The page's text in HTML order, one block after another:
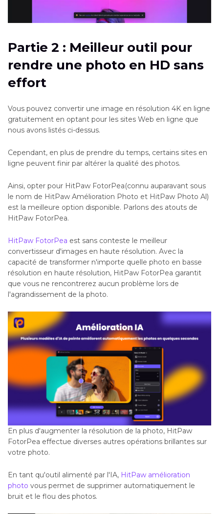
Partie 2 : Meilleur outil pour
rendre une photo en HD sans
effort
Vous pouvez convertir une image en résolution 4K en ligne
gratuitement en optant pour les sites Web en ligne que
nous avons listés ci-dessus.
Cependant, en plus de prendre du temps, certains sites en
ligne peuvent finir par altérer la qualité des photos.
Ainsi, opter pour HitPaw FotorPea(connu auparavant sous
le nom de HitPaw Amélioration Photo et HitPaw Photo Al)
est la meilleure option disponible. Parlons des atouts de
HitPaw FotorPea.
HitPaw FotorPea est sans conteste le meilleur
convertisseur d'images en haute résolution. Avec la
capacité de transformer n'importe quelle photo en basse
résolution en haute résolution, HitPaw FotorPea garantit
que vous ne rencontrerez aucun problème lors de
l'agrandissement de la photo.
En plus d'augmenter la résolution de la photo, HitPaw
FotorPea effectue diverses autres opérations brillantes sur
votre photo.
En tant qu'outil alimenté par l'IA, HitPaw amélioration
photo vous permet de supprimer automatiquement le
bruit et le flou des photos.